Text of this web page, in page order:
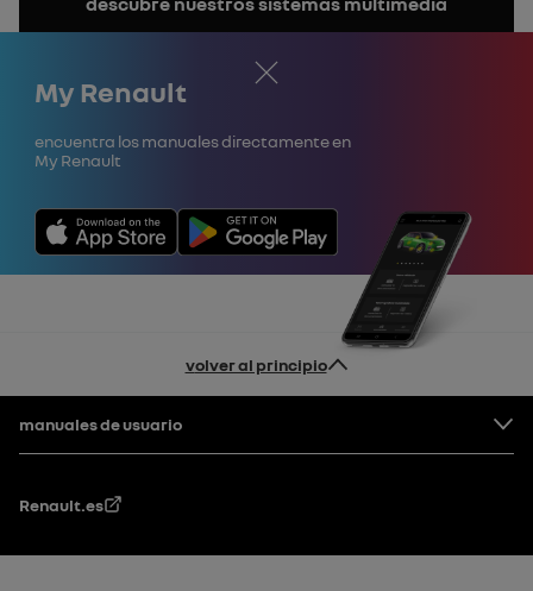
manual
Cerrar
My Renault
encuentra los manuales directamente en
My Renault
volver al principio
Pie de página
manuales de usuario
Renault.es